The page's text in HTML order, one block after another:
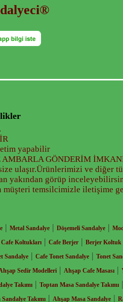
yapabilir
AMBARLA GÖNDERİM
ulaşır.Ürünlerimizi ve diğer
yakından görüp
müşteri temsilcimizle iletişime
| Metal Sandalye | Döşemeli Sandalye |
Koltukları | Cafe Berjer | Berjer Koltuk
Sandalye | Cafe Tonet Sandalye | Tonet
Sedir Modelleri | Ahşap Cafe Masası |
Takımı | Toptan Masa Sandalye Takımı |
Takımı | Ahşap Masa Sandalye |